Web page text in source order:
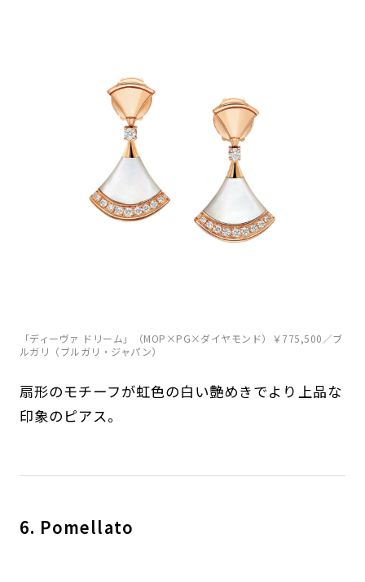
「ディーヴァ ドリーム」（MOP×PG×ダイヤモンド）￥775,500／ブ
ルガリ（ブルガリ・ジャパン）
扇形のモチーフが虹色の白い艶めきでより上品な
印象のピアス。
6. Pomellato